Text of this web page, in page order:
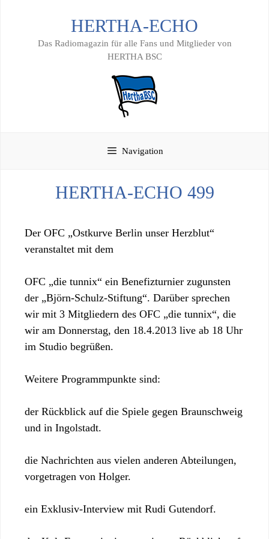
HERTHA-ECHO
Das Radiomagazin für alle Fans und Mitglieder von
HERTHA BSC
Navigation
HERTHA-ECHO 499
Der OFC „Ostkurve Berlin unser Herzblut“
veranstaltet mit dem
OFC „die tunnix“ ein Benefizturnier zugunsten
der „Björn-Schulz-Stiftung“. Darüber sprechen
wir mit 3 Mitgliedern des OFC „die tunnix“, die
wir am Donnerstag, den 18.4.2013 live ab 18 Uhr
im Studio begrüßen.
Weitere Programmpunkte sind:
der Rückblick auf die Spiele gegen Braunschweig
und in Ingolstadt.
die Nachrichten aus vielen anderen Abteilungen,
vorgetragen von Holger.
ein Exklusiv-Interview mit Rudi Gutendorf.